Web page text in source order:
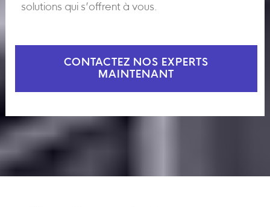
solutions qui s’offrent à vous.
CONTACTEZ NOS EXPERTS
MAINTENANT